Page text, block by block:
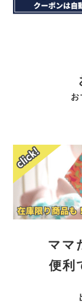
ママ
便利